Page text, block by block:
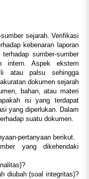
sejarah. Verifikasi
kebenaran laporan
sumber-sumber
intern. Aspek ekstern
atau palsu sehingga
dokumen sejarah
bahan, atau materi
isi yang terdapat
yang diperlukan. Dalam
suatu dokumen.
pertanyaan berikut.
yang dikehendaki
diubah (soal integritas)?